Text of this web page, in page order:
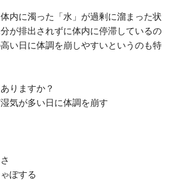
内に濁った「水」が過剰に溜まった状
が排出されずに体内に停滞しているの
い日に体調を崩しやすいというのも特
りますか？
気が多い日に体調を崩す
ぽする